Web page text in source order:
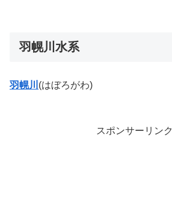
羽幌川水系
羽幌川 (はぼろがわ)
スポンサーリンク